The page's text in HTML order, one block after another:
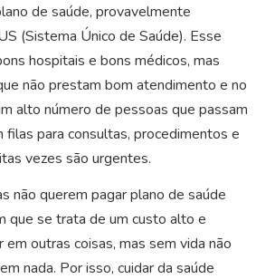
de saúde, provavelmente
(Sistema Único de Saúde). Esse
hospitais e bons médicos, mas
não prestam bom atendimento e no
alto número de pessoas que passam
filas para consultas, procedimentos e
vezes são urgentes.
não querem pagar plano de saúde
que se trata de um custo alto e
outras coisas, mas sem vida não
nada. Por isso, cuidar da saúde